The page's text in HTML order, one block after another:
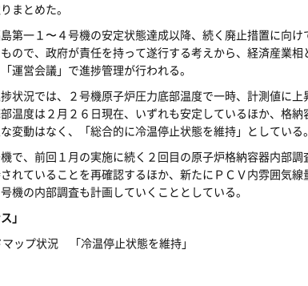
まとめた。
第一１〜４号機の安定状態達成以降、続く廃止措置に向
ので、政府が責任を持って遂行する考えから、経済産業
運営会議」で進捗管理が行われる。
状況では、２号機原子炉圧力底部温度で一時、計測値に上
温度は２月２６日現在、いずれも安定しているほか、格
変動はなく、「総合的に冷温停止状態を維持」としている。
で、前回１月の実施に続く２回目の原子炉格納容器内部
れていることを再確認するほか、新たにＰＣＶ内雰囲気線
機の内部調査も計画していくこととしている。
」